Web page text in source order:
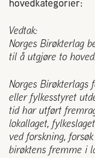
Om Norges
Nyheter
Kurs
Vedtak:
Norges Birøkterlag
til å utgjøre to
Norges Birøkterlags
eller fylkesstyret
tid har utført
lokallaget,
ved fors­kning,
birøktens fremme i